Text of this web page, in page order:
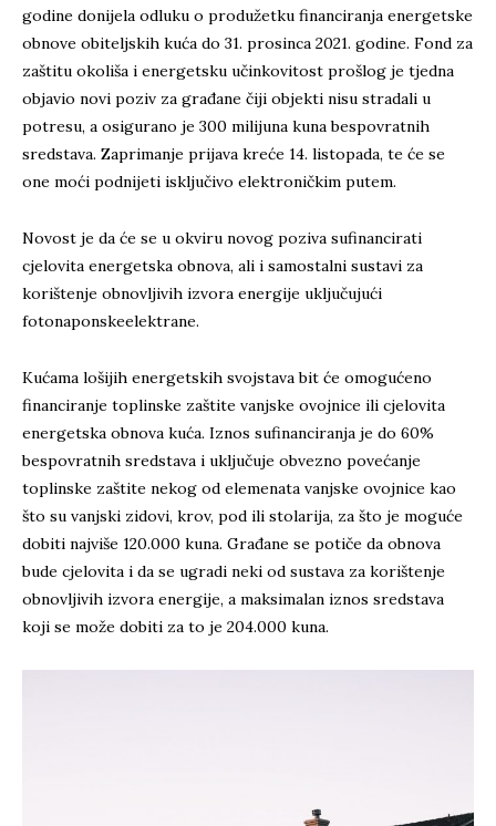
godine donijela odluku o produžetku financiranja energetske
obnove obiteljskih kuća do 31. prosinca 2021. godine. Fond za
zaštitu okoliša i energetsku učinkovitost prošlog je tjedna
objavio novi poziv za građane čiji objekti nisu stradali u
potresu, a osigurano je 300 milijuna kuna bespovratnih
sredstava. Zaprimanje prijava kreće 14. listopada, te će se
one moći podnijeti isključivo elektroničkim putem.
Novost je da će se u okviru novog poziva sufinancirati
cjelovita energetska obnova, ali i samostalni sustavi za
korištenje obnovljivih izvora energije uključujući
fotonaponskeelektrane.
Kućama lošijih energetskih svojstava bit će omogućeno
financiranje toplinske zaštite vanjske ovojnice ili cjelovita
energetska obnova kuća. Iznos sufinanciranja je do 60%
bespovratnih sredstava i uključuje obvezno povećanje
toplinske zaštite nekog od elemenata vanjske ovojnice kao
što su vanjski zidovi, krov, pod ili stolarija, za što je moguće
dobiti najviše 120.000 kuna. Građane se potiče da obnova
bude cjelovita i da se ugradi neki od sustava za korištenje
obnovljivih izvora energije, a maksimalan iznos sredstava
koji se može dobiti za to je 204.000 kuna.